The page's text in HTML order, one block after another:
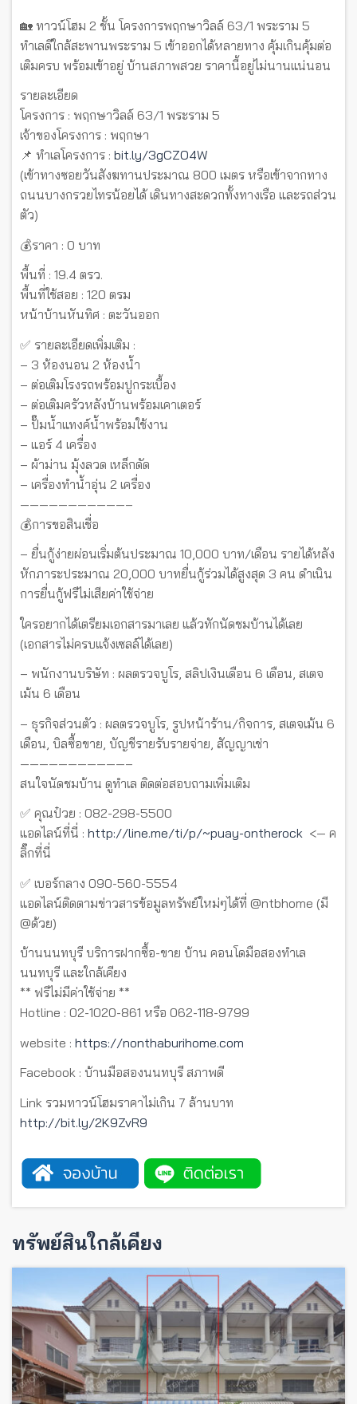
🏡 ทาวน์โฮม 2 ชั้น โครงการพฤกษาวิลล์ 63/1 พระราม 5
ทำเลดีใกล้สะพานพระราม 5 เข้าออกได้หลายทาง คุ้มเกินคุ้มต่อ
เติมครบ พร้อมเข้าอยู่ บ้านสภาพสวย ราคานี้อยู่ไม่นานแน่นอน
รายละเอียด
โครงการ : พฤกษาวิลล์ 63/1 พระราม 5
เจ้าของโครงการ : พฤกษา
📌 ทำเลโครงการ : bit.ly/3gCZO4W
(เข้าทางซอยวันสังฆทานประมาณ 800 เมตร หรือเข้าจากทาง
ถนนบางกรวยไทรน้อยได้ เดินทางสะดวกทั้งทางเรือ และรถส่วน
ตัว)
💰ราคา : 0 บาท
พื้นที่ : 19.4 ตรว.
พื้นที่ใช้สอย : 120 ตรม
หน้าบ้านหันทิศ : ตะวันออก
✅ รายละเอียดเพิ่มเติม :
– 3 ห้องนอน 2 ห้องน้ำ
– ต่อเติมโรงรถพร้อมปูกระเบื้อง
– ต่อเติมครัวหลังบ้านพร้อมเคาเตอร์
– ปั๊มน้ำแทงค์น้ำพร้อมใช้งาน
– แอร์ 4 เครื่อง
– ผ้าม่าน มุ้งลวด เหล็กดัด
– เครื่องทำน้ำอุ่น 2 เครื่อง
———————————–
💰การขอสินเชื่อ
– ยื่นกู้ง่ายผ่อนเริ่มต้นประมาณ 10,000 บาท/เดือน รายได้หลัง
หักภาระประมาณ 20,000 บาทยื่นกู้ร่วมได้สูงสุด 3 คน ดำเนิน
การยื่นกู้ฟรีไม่เสียค่าใช้จ่าย
ใครอยากได้เตรียมเอกสารมาเลย แล้วทักนัดชมบ้านได้เลย
(เอกสารไม่ครบแจ้งเซลล์ได้เลย)
– พนักงานบริษัท : ผลตรวจบูโร, สลิปเงินเดือน 6 เดือน, สเตจ
เม้น 6 เดือน
– ธุรกิจส่วนตัว : ผลตรวจบูโร, รูปหน้าร้าน/กิจการ, สเตจเม้น 6
เดือน, บิลซื้อขาย, บัญชีรายรับรายจ่าย, สัญญาเช่า
———————————–
สนใจนัดชมบ้าน ดูทำเล ติดต่อสอบถามเพิ่มเติม
✅ คุณป๋วย : 082-298-5500
แอดไลน์ที่นี่ : http://line.me/ti/p/~puay-ontherock <— ค
ลิ๊กที่นี่
✅ เบอร์กลาง 090-560-5554
แอดไลน์ติดตามข่าวสารข้อมูลทรัพย์ใหม่ๆได้ที่ @ntbhome (มี
@ด้วย)
บ้านนนทบุรี บริการฝากซื้อ-ขาย บ้าน คอนโดมือสองทำเล
นนทบุรี และใกล้เคียง
** ฟรีไม่มีค่าใช้จ่าย **
Hotline : 02-1020-861 หรือ 062-118-9799
website : https://nonthaburihome.com
Facebook : บ้านมือสองนนทบุรี สภาพดี
Link รวมทาวน์โฮมราคาไม่เกิน 7 ล้านบาท
http://bit.ly/2K9ZvR9
ทรัพย์สินใกล้เคียง